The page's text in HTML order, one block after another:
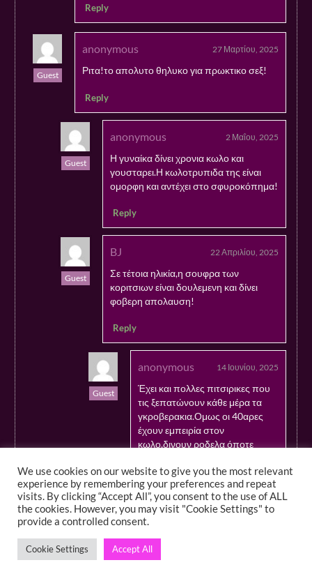
Reply
Guest
anonymous 27 Μαρτίου, 2025
Ριτα!το απολυτο θηλυκο για πρωκτικο σεξ!
Reply
Guest
anonymous 2 Μαΐου, 2025
Η γυναίκα δίνει χρονια κωλο και
γουσταρει.Η κωλοτρυπιδα της είναι
ομορφη και αντέχει στο σφυροκόπημα!
Reply
Guest
BJ 22 Απριλίου, 2025
Σε τέτοια ηλικία,η σουφρα των
κοριτσιων είναι δουλεμενη και δίνει
φοβερη απολαυση!
Reply
Guest
anonymous 14 Ιουνίου, 2025
Έχει και πολλες πιτσιρικες που
τις ξεπατώνουν κάθε μέρα τα
γκροβερακια.Ομως οι 40αρες
έχουν εμπειρία στον
κωλο,δινουν ροδελα όποτε
Reply
Guest
anonymous
Σε κάθε ηλικία φίλε μου,οι
κωλοτρυπιδες των γυναικών
We use cookies on our website to give you the most relevant
experience by remembering your preferences and repeat
visits. By clicking “Accept All”, you consent to the use of ALL
the cookies. However, you may visit "Cookie Settings" to
provide a controlled consent.
Cookie Settings Accept All